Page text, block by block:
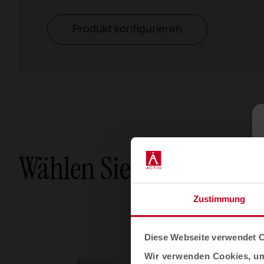
Zustimmung
Diese Webseite verwendet
Wir verwenden Cookies,
Produkt konfigurieren
Wählen Sie Ihre Option